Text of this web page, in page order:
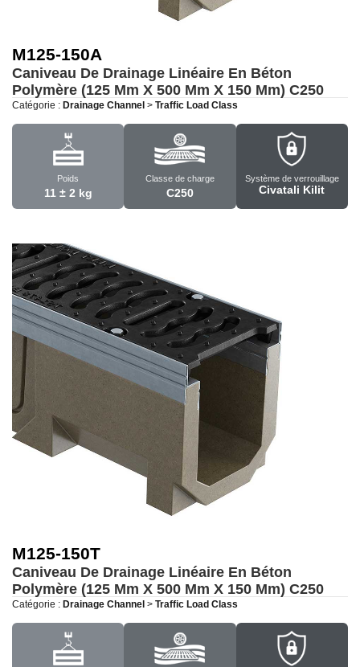
M125-150A
Caniveau De Drainage Linéaire En Béton
Polymère (125 Mm X 500 Mm X 150 Mm) C250
Catégorie : Drainage Channel > Traffic Load Class
Poids
11 ± 2 kg
Classe de charge
C250
Système de verrouillage
Civatali Kilit
M125-150T
Caniveau De Drainage Linéaire En Béton
Polymère (125 Mm X 500 Mm X 150 Mm) C250
Catégorie : Drainage Channel > Traffic Load Class